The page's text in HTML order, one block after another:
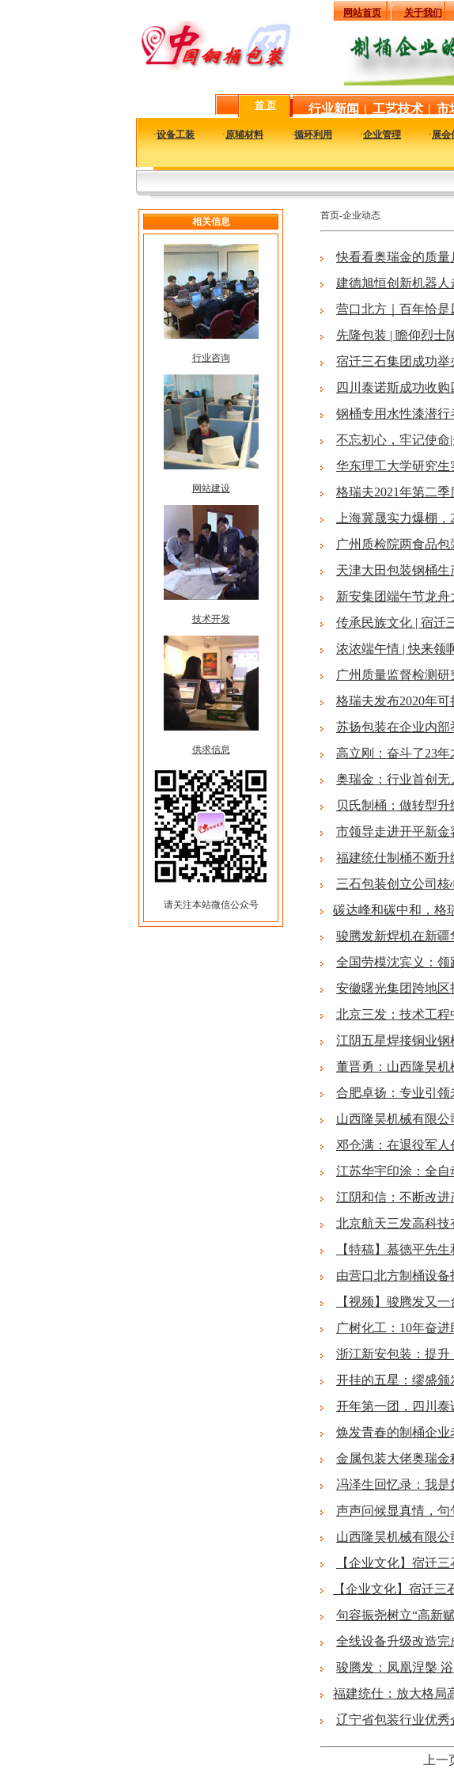
网站首页 关于我们
首 页 行业新闻 | 工艺技术 | 市
·设备工装 ·原辅材料 ·循环利用 ·企业管理 ·展会
相关信息
行业咨询
网站建设
技术开发
供求信息
请关注本站微信公众号
首页-企业动态
快看看奥瑞金的质
建德旭恒创新机器人
营口北方｜百年恰
先隆包装 | 瞻仰烈士
宿迁三石集团成功举
四川泰诺斯成功收
钢桶专用水性漆潜
不忘初心，牢记使命
华东理工大学研究
格瑞夫2021年第二
上海冀晟实力爆棚
广州质检院两食品
天津大田包装钢桶生
新安集团端午节龙
传承民族文化 | 宿迁
浓浓端午情 | 快来领
广州质量监督检测
格瑞夫发布2020年
苏扬包装在企业内
高立刚：奋斗了23年
奥瑞金：行业首创
贝氏制桶：做转型
市领导走进开平新
福建统仕制桶不断
三石包装创立公司
碳达峰和碳中和，格
骏腾发新焊机在新
全国劳模沈宾义：领
安徽曙光集团跨地
北京三发：技术工程
江阴五星焊接铜业
董晋勇：山西隆昊
合肥卓扬：专业引领
山西隆昊机械有限
邓仓满：在退役军
江苏华宇印涂：全
江阴和信：不断改
北京航天三发高科技
【特稿】慕德平先生
由营口北方制桶设
【视频】骏腾发又
广树化工：10年奋进
浙江新安包装：提升
开挂的五星：缪盛颁
开年第一团，四川
焕发青春的制桶企
金属包装大佬奥瑞
冯泽生回忆录：我
声声问候显真情，
山西隆昊机械有限
【企业文化】宿迁
【企业文化】宿迁
句容振尧树立“高新
全线设备升级改造完
骏腾发：凤凰涅槃
福建统仕：放大格局
辽宁省包装行业优秀
上一